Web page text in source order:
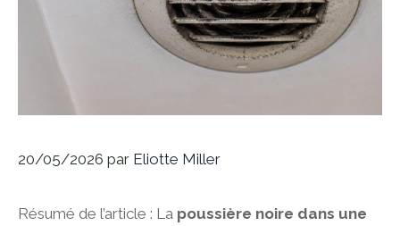
20/05/2026 par Eliotte Miller
Résumé de l’article : La poussière noire dans une